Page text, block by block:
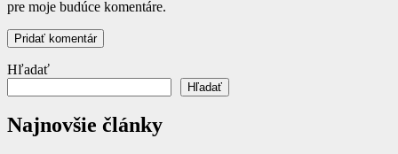
pre moje budúce komentáre.
Hľadať
Hľadať
Najnovšie články